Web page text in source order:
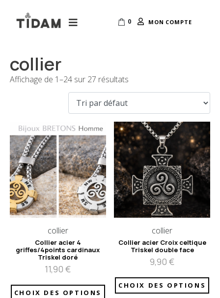
0 MON COMPTE
collier
Affichage de 1–24 sur 27 résultats
collier
Collier acier 4
griffes/4points cardinaux
Triskel doré
11,90€
CHOIX DES OPTIONS
collier
Collier acier Croix celtique
Triskel double face
9,90€
CHOIX DES OPTIONS